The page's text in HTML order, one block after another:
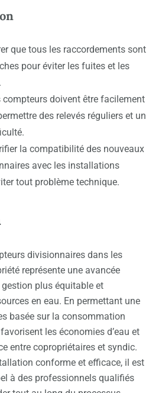
que tous les raccordements sont
pour éviter les fuites et les
compteurs doivent être facilement
des relevés réguliers et un
la compatibilité des nouveaux
avec les installations
tout problème technique.
divisionnaires dans les
représente une avancée
plus équitable et
en eau. En permettant une
basée sur la consommation
les économies d’eau et
entre copropriétaires et syndic.
conforme et efficace, il est
à des professionnels qualifiés